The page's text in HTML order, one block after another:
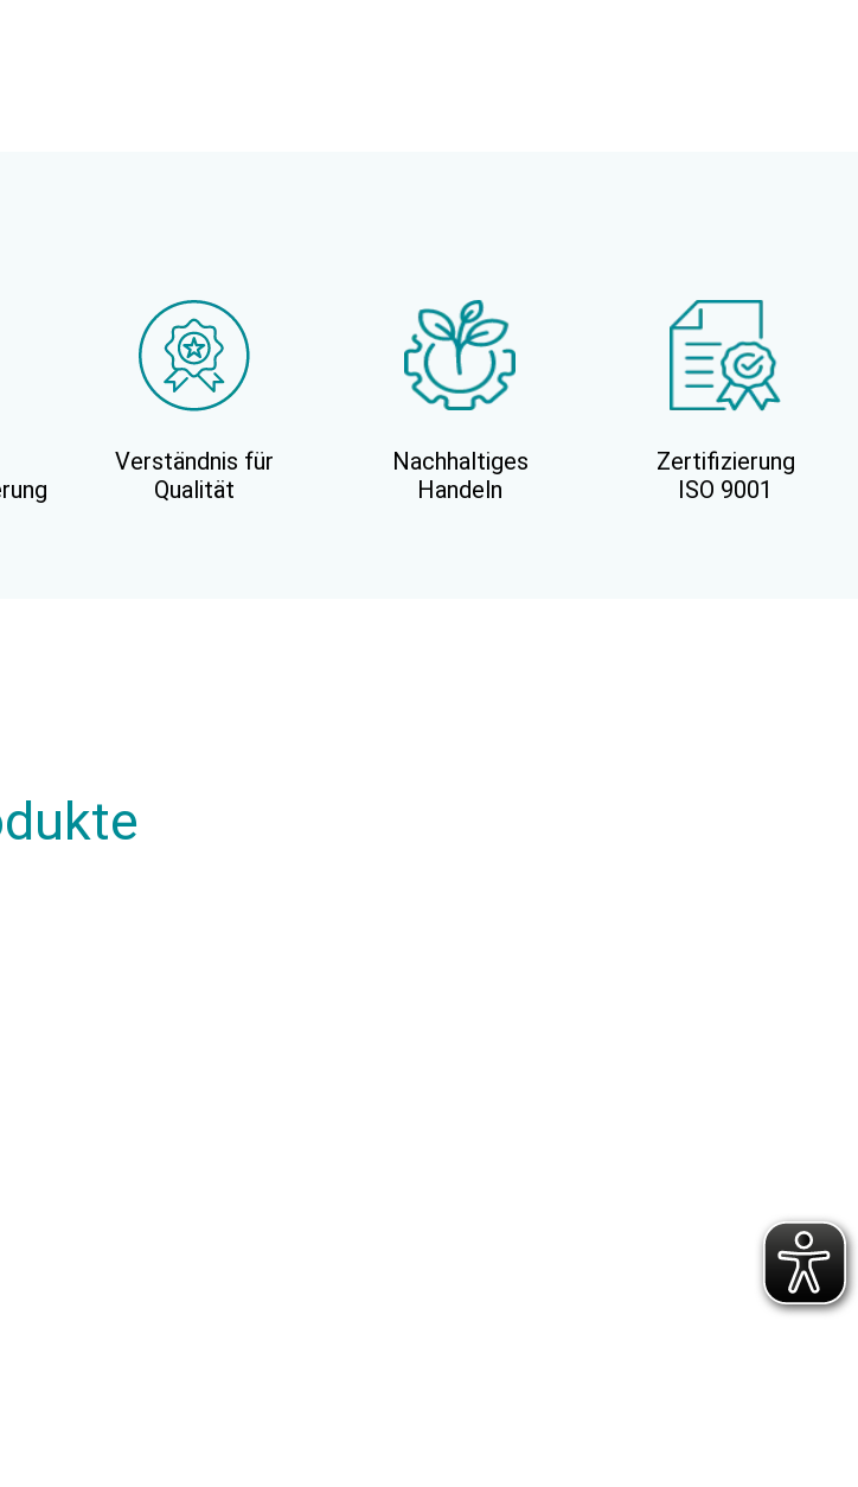
Verständnis für
Qualität
Nachhaltiges
Handeln
Zertifizierung
ISO 9001